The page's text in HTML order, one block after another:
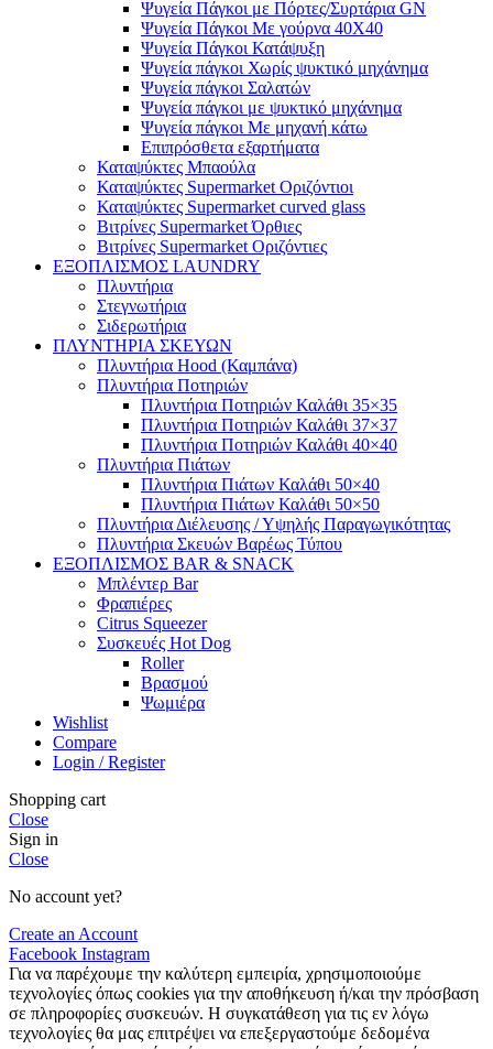
Ψυγεία Πάγκοι με Πόρτες/Συρτάρια GN
Ψυγεία Πάγκοι Με γούρνα 40Χ40
Ψυγεία Πάγκοι Κατάψυξη
Ψυγεία πάγκοι Χωρίς ψυκτικό μηχάνημα
Ψυγεία πάγκοι Σαλατών
Ψυγεία πάγκοι με ψυκτικό μηχάνημα
Ψυγεία πάγκοι Με μηχανή κάτω
Επιπρόσθετα εξαρτήματα
Καταψύκτες Μπαούλα
Καταψύκτες Supermarket Οριζόντιοι
Καταψύκτες Supermarket curved glass
Βιτρίνες Supermarket Όρθιες
Βιτρίνες Supermarket Οριζόντιες
ΕΞΟΠΛΙΣΜΟΣ LAUNDRY
Πλυντήρια
Στεγνωτήρια
Σιδερωτήρια
ΠΛΥΝΤΗΡΙΑ ΣΚΕΥΩΝ
Πλυντήρια Hood (Καμπάνα)
Πλυντήρια Ποτηριών
Πλυντήρια Ποτηριών Καλάθι 35×35
Πλυντήρια Ποτηριών Καλάθι 37×37
Πλυντήρια Ποτηριών Καλάθι 40×40
Πλυντήρια Πιάτων
Πλυντήρια Πιάτων Καλάθι 50×40
Πλυντήρια Πιάτων Καλάθι 50×50
Πλυντήρια Διέλευσης / Υψηλής Παραγωγικότητας
Πλυντήρια Σκευών Βαρέως Τύπου
ΕΞΟΠΛΙΣΜΟΣ BAR & SNACK
Μπλέντερ Bar
Φραπιέρες
Citrus Squeezer
Συσκευές Hot Dog
Roller
Βρασμού
Ψωμιέρα
Wishlist
Compare
Login / Register
Shopping cart
Close
Sign in
Close
No account yet?
Create an Account
Facebook Instagram
Για να παρέχουμε την καλύτερη εμπειρία, χρησιμοποιούμε
τεχνολογίες όπως cookies για την αποθήκευση ή/και την πρόσβαση
σε πληροφορίες συσκευών. Η συγκατάθεση για τις εν λόγω
τεχνολογίες θα μας επιτρέψει να επεξεργαστούμε δεδομένα